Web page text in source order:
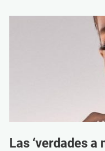
Las ‘verdades a